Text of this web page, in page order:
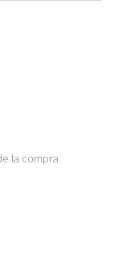
la compra